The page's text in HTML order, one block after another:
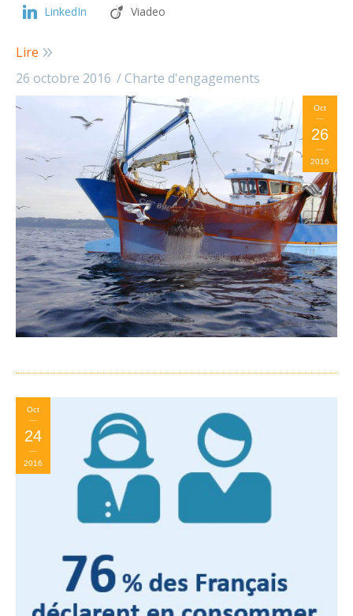
LinkedIn Viadeo
Lire
26 octobre 2016
Charte d'engagements
Oct
26
2016
Oct
24
2016